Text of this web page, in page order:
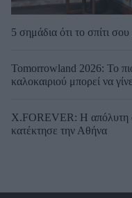
5 σημάδια ότι το σπίτι
Tomorrowland 2026: Το
καλοκαιριού μπορεί να
X.FOREVER: Η απόλυτη
κατέκτησε την Αθήνα